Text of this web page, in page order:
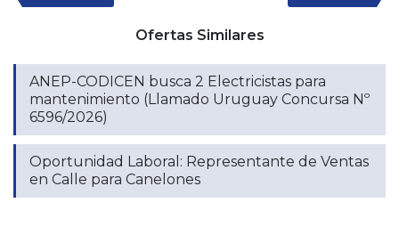
Ofertas Similares
ANEP-CODICEN busca 2 Electricistas para
mantenimiento (Llamado Uruguay Concursa Nº
6596/2026)
Oportunidad Laboral: Representante de Ventas
en Calle para Canelones